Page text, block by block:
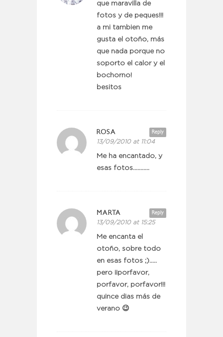
que maravilla de
fotos y de peques!!!
a mi tambien me
gusta el otoño, más
que nada porque no
soporto el calor y el
bochorno!
besitos
Reply
ROSA
13/09/2010 at 11:04
Me ha encantado, y
esas fotos………..
Reply
MARTA
13/09/2010 at 15:25
Me encanta el
otoño, sobre todo
en esas fotos ;)…..
pero ¡¡porfavor,
porfavor, porfavor!!!
quince dias más de
verano 😉